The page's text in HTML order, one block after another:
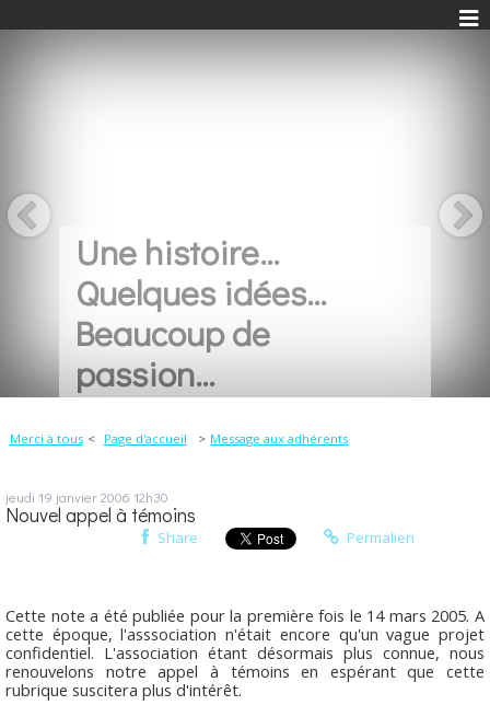
Une histoire...
Quelques idées...
Beaucoup de
passion...
Merci à tous Page d'accueil Message aux adhérents
jeudi 19 janvier 2006 12h30
Nouvel appel à témoins
Share Permalien
Cette note a été publiée pour la première fois le 14 mars 2005. A
cette époque, l'asssociation n'était encore qu'un vague projet
confidentiel. L'association étant désormais plus connue, nous
renouvelons notre appel à témoins en espérant que cette
rubrique suscitera plus d'intérêt.